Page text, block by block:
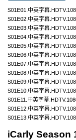
S01E01.中英字幕
S01E02.中英字幕
S01E03.中英字幕
S01E04.中英字幕
S01E05.中英字幕
S01E06.中英字幕
S01E07.中英字幕
S01E08.中英字幕
S01E09.中英字幕
S01E10.中英字幕
S01E11.中英字幕
S01E12.中英字幕
S01E13.中英字幕
iCarly Season